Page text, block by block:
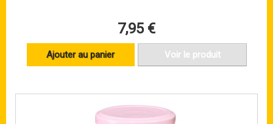
7,95 €
Ajouter au panier Voir le produit